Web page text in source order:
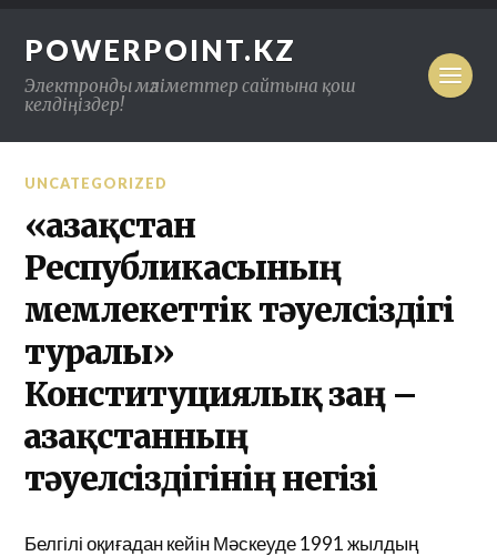
POWERPOINT.KZ
Электронды мәліметтер сайтына қош
келдіңіздер!
UNCATEGORIZED
«Қазақстан
Республикасының
мемлекеттік тәуелсіздігі
туралы»
Конституциялық заң –
Қазақстанның
тәуелсіздігінің негізі
Белгілі оқиғадан кейін Мәскеуде 1991 жылдың